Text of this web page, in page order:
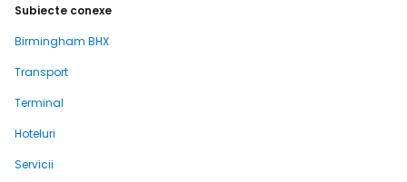
Subiecte conexe
Birmingham BHX
Transport
Terminal
Hoteluri
Servicii